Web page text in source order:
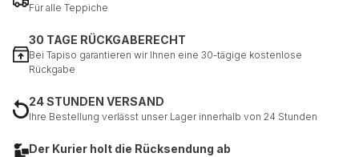
Für alle Teppiche
30 TAGE RÜCKGABERECHT
Bei Tapiso garantieren wir Ihnen eine 30-tägige kostenlose
Rückgabe
24 STUNDEN VERSAND
Ihre Bestellung verlässt unser Lager innerhalb von 24 Stunden
Der Kurier holt die Rücksendung ab